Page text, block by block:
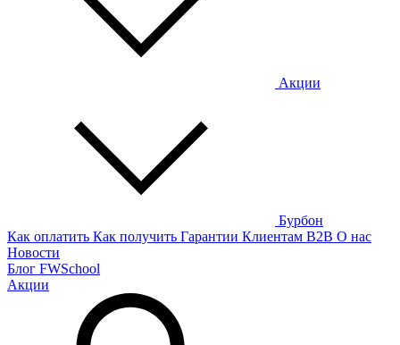
Акции
Бурбон
Как оплатить Как получить Гарантии Клиентам B2B О нас
Новости
Блог FWSchool
Акции